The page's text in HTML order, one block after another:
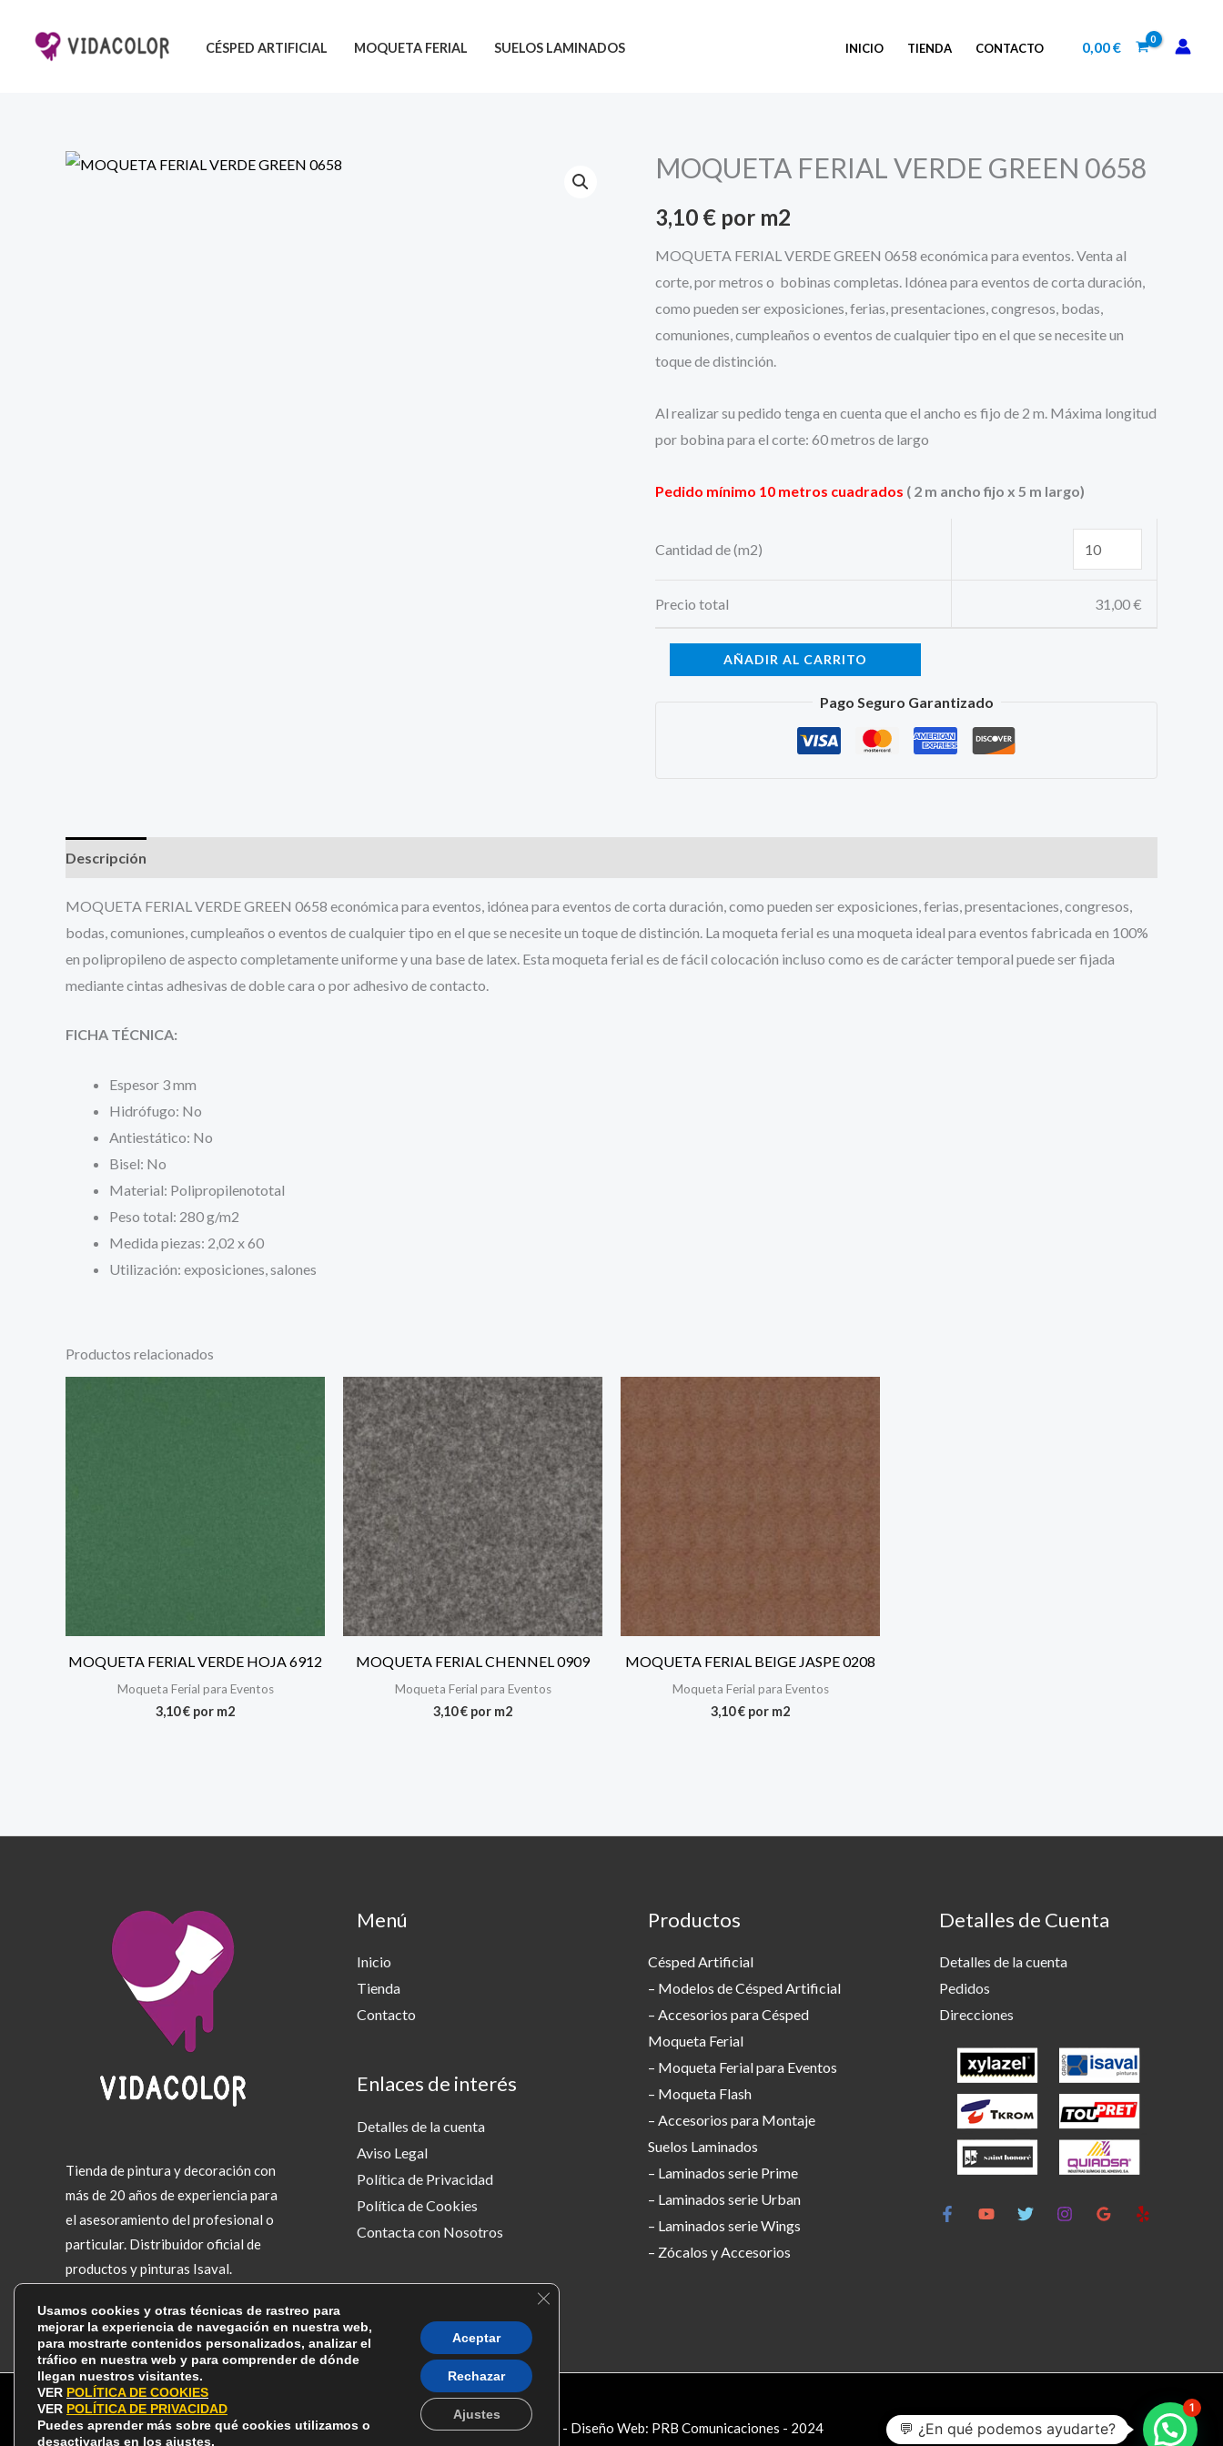
contenido
CÉSPED ARTIFICIAL MOQUETA FERIAL SUELOS LAMINADOS INICIO TIENDA CONTACTO 0,00€
MOQUETA FERIAL VERDE GREEN 0658
3,10 € por m2
MOQUETA FERIAL VERDE GREEN 0658 económica para eventos. Venta al
corte, por metros o bobinas completas. Idónea para eventos de corta duración,
como pueden ser exposiciones, ferias, presentaciones, congresos, bodas,
comuniones, cumpleaños o eventos de cualquier tipo en el que se necesite un
toque de distinción.
Al realizar su pedido tenga en cuenta que el ancho es fijo de 2 m. Máxima longitud
por bobina para el corte: 60 metros de largo
Pedido mínimo 10 metros cuadrados ( 2 m ancho fijo x 5 m largo)
Cantidad de (m2)
Precio total 31,00€
MOQUETA
VERDE
cantidad
AÑADIR AL CARRITO
Pago Seguro Garantizado
Descripción
MOQUETA FERIAL VERDE GREEN 0658 económica para eventos, idónea para eventos de corta duración, como pueden ser exposiciones, ferias, presentaciones, congresos,
bodas, comuniones, cumpleaños o eventos de cualquier tipo en el que se necesite un toque de distinción. La moqueta ferial es una moqueta ideal para eventos fabricada en 100%
en polipropileno de aspecto completamente uniforme y una base de latex. Esta moqueta ferial es de fácil colocación incluso como es de carácter temporal puede ser fijada
mediante cintas adhesivas de doble cara o por adhesivo de contacto.
FICHA TÉCNICA:
Espesor 3 mm
Hidrófugo: No
Antiestático: No
Bisel: No
Material: Polipropilenototal
Peso total: 280 g/m2
Medida piezas: 2,02 x 60
Utilización: exposiciones, salones
Productos relacionados
MOQUETA FERIAL VERDE HOJA 6912
Moqueta Ferial para Eventos
3,10€ por m2
MOQUETA FERIAL CHENNEL 0909
Moqueta Ferial para Eventos
3,10€ por m2
MOQUETA FERIAL BEIGE JASPE 0208
Moqueta Ferial para Eventos
3,10€ por m2
Tienda de pintura y decoración con
más de 20 años de experiencia para
el asesoramiento del profesional o
particular. Distribuidor oficial de
productos y pinturas Isaval.
Menú
Inicio
Tienda
Contacto
Enlaces de interés
Detalles de la cuenta
Aviso Legal
Política de Privacidad
Política de Cookies
Contacta con Nosotros
Productos
Césped Artificial
– Modelos de Césped Artificial
– Accesorios para Césped
Moqueta Ferial
– Moqueta Ferial para Eventos
– Moqueta Flash
– Accesorios para Montaje
Suelos Laminados
– Laminados serie Prime
– Laminados serie Urban
– Laminados serie Wings
– Zócalos y Accesorios
Detalles de Cuenta
Detalles de la cuenta
Pedidos
Direcciones
Copyright © VIDACOLOR - Diseño Web: PRB Comunicaciones - 2024
Usamos cookies y otras técnicas de rastreo para
mejorar la experiencia de navegación en nuestra web,
para mostrarte contenidos personalizados, analizar el
tráfico en nuestra web y para comprender de dónde
llegan nuestros visitantes.
VER POLÍTICA DE COOKIES
VER POLÍTICA DE PRIVACIDAD
Puedes aprender más sobre qué cookies utilizamos o
desactivarlas en los ajustes.
Aceptar
Rechazar
Ajustes
CERRAR EL BANNER DE COOKIES RGPD
💬 ¿En qué podemos ayudarte?
1